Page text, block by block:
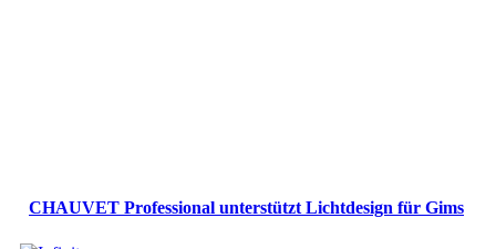
CHAUVET Professional unterstützt Lichtdesign für Gims